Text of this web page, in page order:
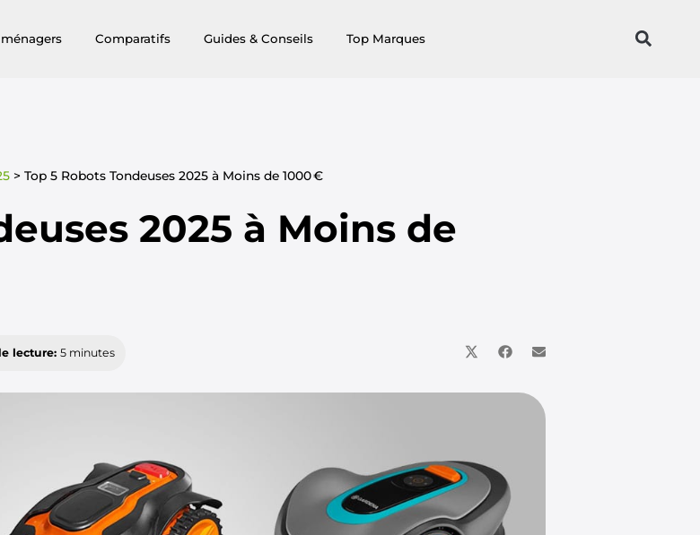
Comparatifs Guides & Conseils Top Marques
> Top 5 Robots Tondeuses 2025 à Moins de 1000 €
2025 à Moins de
lecture: 5 minutes